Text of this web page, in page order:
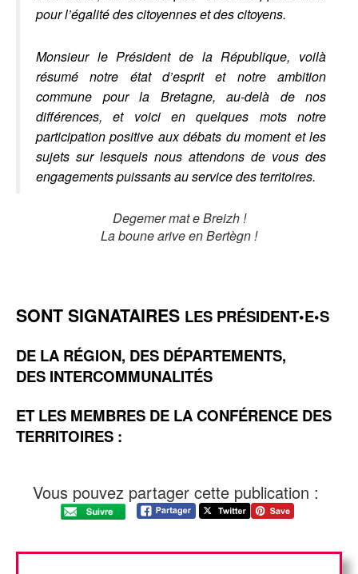
pour l’égalité des citoyennes et des citoyens.
Monsieur le Président de la République, voilà
résumé notre état d’esprit et notre ambition
commune pour la Bretagne, au-delà de nos
différences, et voici en quelques mots notre
participation positive aux débats du moment et les
sujets sur lesquels nous attendons de vous des
engagements puissants au service des territoires.
Degemer mat e Breizh !
La boune arive en Bertègn !
SONT SIGNATAIRES LES PRÉSIDENT•E•S
DE LA RÉGION, DES DÉPARTEMENTS,
DES INTERCOMMUNALITÉS
ET LES MEMBRES DE LA CONFÉRENCE DES
TERRITOIRES :
Vous pouvez partager cette publication :